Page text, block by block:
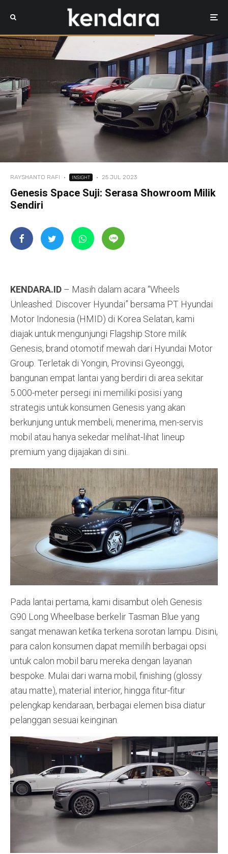
RAYSHANTO RAFI · INSIGHT · 25 JUL 2023
Genesis Space Suji: Serasa Showroom Milik
Sendiri
KENDARA.ID – Masih dalam acara “Wheels
Unleashed: Discover Hyundai” bersama PT Hyundai
Motor Indonesia (HMID) di Korea Selatan, kami
diajak untuk mengunjungi Flagship Store milik
Genesis, brand otomotif mewah dari Hyundai Motor
Group. Terletak di Yongin, Provinsi Gyeonggi,
bangunan empat lantai yang berdiri di area sekitar
5.000-meter persegi ini memiliki posisi yang
strategis untuk konsumen Genesis yang akan
berkunjung untuk membeli, menerima, men-servis
mobil atau hanya sekedar melihat-lihat lineup
premium yang dijajakan di sini.
Pada lantai pertama, kami disambut oleh Genesis
G90 Long Wheelbase berkelir Tasman Blue yang
sangat menawan ketika terkena sorotan lampu. Disini,
para calon konsumen dapat memilih berbagai opsi
untuk calon mobil baru mereka dengan layanan
bespoke. Mulai dari warna mobil, finishing (glossy
atau matte), material interior, hingga fitur-fitur
pelengkap kendaraan, berbagai elemen bisa diatur
pelanggan sesuai keinginan.